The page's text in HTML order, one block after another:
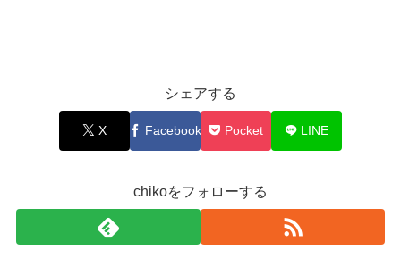
シェアする
X Facebook Pocket LINE
chikoをフォローする